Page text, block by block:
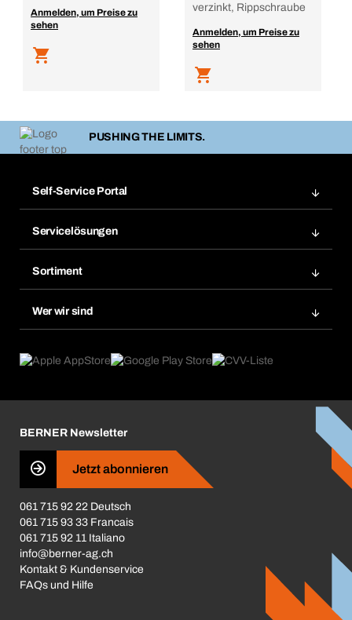
Anmelden, um Preise zu
sehen
verzinkt, Rippschraube
Anmelden, um Preise zu
sehen
PUSHING THE LIMITS.
Self-Service Portal
Merklisten
Nachbestellung
Dauerauftrag
Servicelösungen
Gefahrenstoffdatenbank
eProcurement
Produktfinder
Sortiment
Wer wir sind
Was uns antreibt
Business Conduct
BERNER Newsletter
Jetzt abonnieren
061 715 92 22 Deutsch
061 715 93 33 Francais
061 715 92 11 Italiano
info@berner-ag.ch
Kontakt & Kundenservice
FAQs und Hilfe